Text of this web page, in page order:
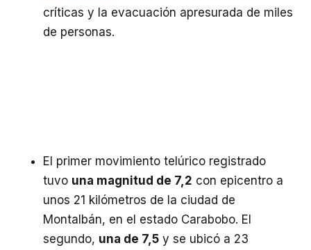
críticas y la evacuación apresurada de miles
de personas.
El primer movimiento telúrico registrado
tuvo una magnitud de 7,2 con epicentro a
unos 21 kilómetros de la ciudad de
Montalbán, en el estado Carabobo. El
segundo, una de 7,5 y se ubicó a 23